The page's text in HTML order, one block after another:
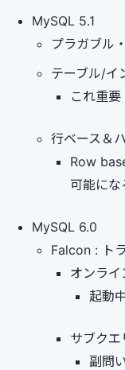
MySQL 5.1
プラガブル
テーブル/イ
これ重要
行ベース＆
Row
可能にな
MySQL 6.0
Falcon : ト
オンラ
起動
サブクエ
副問